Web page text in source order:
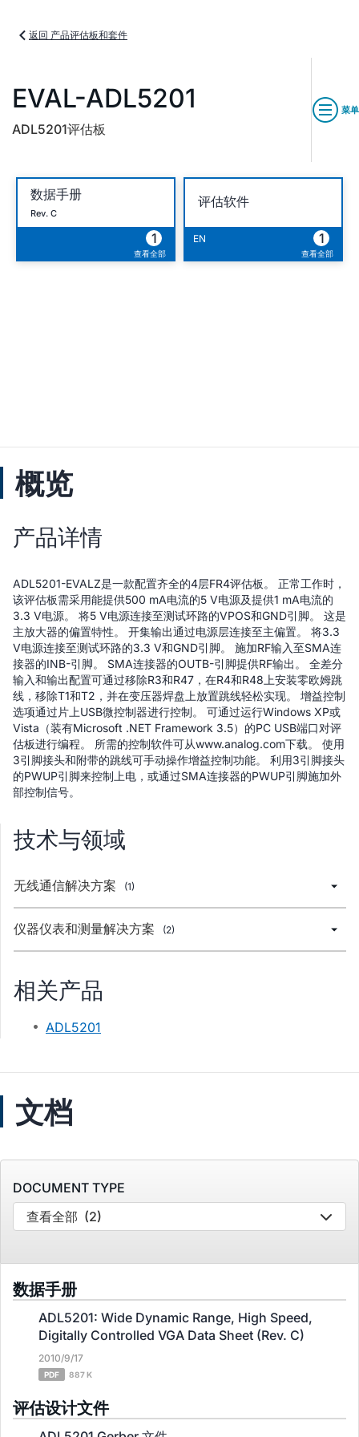
返回 产品评估板和套件
EVAL-ADL5201
ADL5201评估板
菜单
数据手册
Rev. C
1
查看全部
评估软件
EN 1
查看全部
概览
产品详情
ADL5201-EVALZ是一款配置齐全的4层FR4评估板。 正常工作时，
该评估板需采用能提供500 mA电流的5 V电源及提供1 mA电流的
3.3 V电源。 将5 V电源连接至测试环路的VPOS和GND引脚。 这是
主放大器的偏置特性。 开集输出通过电源层连接至主偏置。 将3.3
V电源连接至测试环路的3.3 V和GND引脚。 施加RF输入至SMA连
接器的INB-引脚。 SMA连接器的OUTB-引脚提供RF输出。 全差分
输入和输出配置可通过移除R3和R47，在R4和R48上安装零欧姆跳
线，移除T1和T2，并在变压器焊盘上放置跳线轻松实现。 增益控制
选项通过片上USB微控制器进行控制。 可通过运行Windows XP或
Vista（装有Microsoft .NET Framework 3.5）的PC USB端口对评
估板进行编程。 所需的控制软件可从www.analog.com下载。 使用
3引脚接头和附带的跳线可手动操作增益控制功能。 利用3引脚接头
的PWUP引脚来控制上电，或通过SMA连接器的PWUP引脚施加外
部控制信号。
技术与领域
无线通信解决方案 (1)
仪器仪表和测量解决方案 (2)
相关产品
ADL5201
文档
DOCUMENT TYPE
查看全部 (2)
数据手册
ADL5201: Wide Dynamic Range, High Speed,
Digitally Controlled VGA Data Sheet (Rev. C)
2010/9/17
PDF 887 K
评估设计文件